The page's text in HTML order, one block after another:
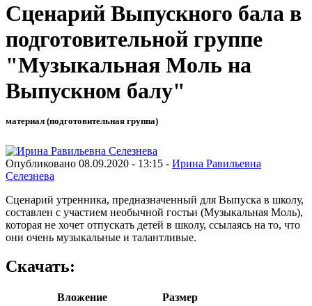
Сценарий Выпускного бала в
подготовительной группе
"Музыкальная Моль на
Выпускном балу"
материал (подготовительная группа)
Опубликовано 08.09.2020 - 13:15 - Ирина Равильевна
Селезнева
Сценарий утренника, предназначенный для Выпуска в школу,
составлен с участием необычной гостьи (Музыкальная Моль),
которая не хочет отпускать детей в школу, ссылаясь на то, что
они очень музыкальные и талантливые.
Скачать:
Вложение
Размер